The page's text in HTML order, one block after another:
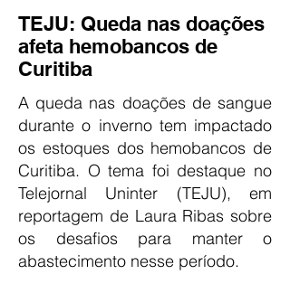
TEJU: Queda nas doações
afeta hemobancos de
Curitiba
A queda nas doações de sangue
durante o inverno tem impactado
os estoques dos hemobancos de
Curitiba. O tema foi destaque no
Telejornal Uninter (TEJU), em
reportagem de Laura Ribas sobre
os desafios para manter o
abastecimento nesse período.